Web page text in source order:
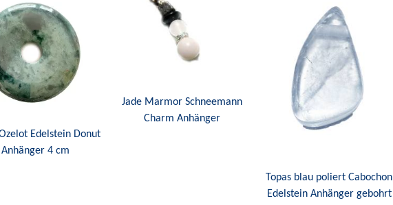
Edelstein Donut
Anhänger 4 cm
Jade Marmor Schneemann
Charm Anhänger
Topas blau poliert Cabochon
Edelstein Anhänger gebohrt